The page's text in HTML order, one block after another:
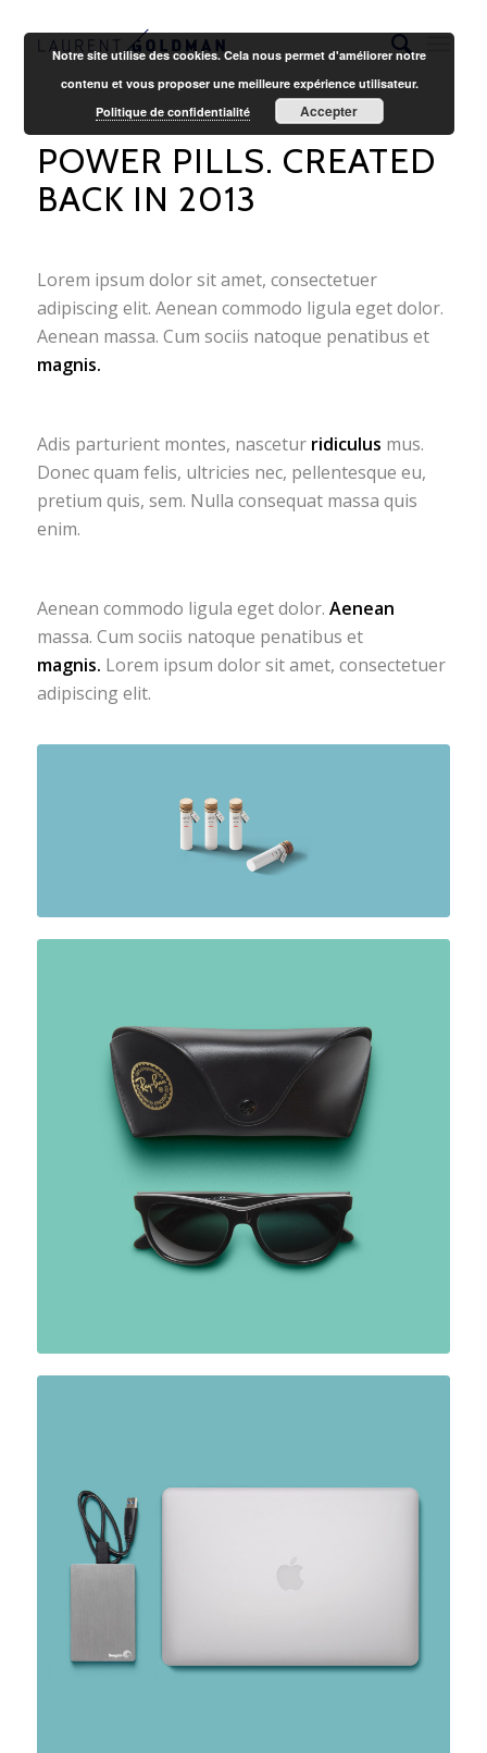
POWER PILLS. CREATED
BACK IN 2013
Lorem ipsum dolor sit amet, consectetuer
adipiscing elit. Aenean commodo ligula eget dolor.
Aenean massa. Cum sociis natoque penatibus et
magnis.
Adis parturient montes, nascetur ridiculus mus.
Donec quam felis, ultricies nec, pellentesque eu,
pretium quis, sem. Nulla consequat massa quis
enim.
Aenean commodo ligula eget dolor. Aenean
massa. Cum sociis natoque penatibus et
magnis. Lorem ipsum dolor sit amet, consectetuer
adipiscing elit.
Notre site utilise des cookies. Cela nous permet d'améliorer notre
contenu et vous proposer une meilleure expérience utilisateur.
Politique de confidentialité
Accepter